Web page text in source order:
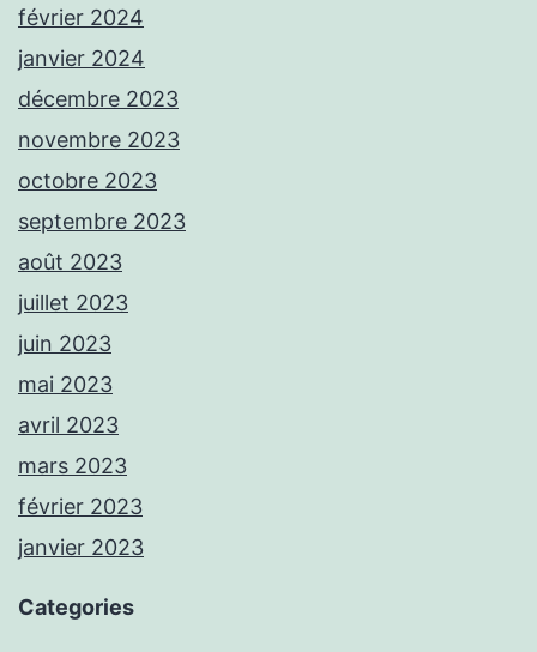
février 2024
janvier 2024
décembre 2023
novembre 2023
octobre 2023
septembre 2023
août 2023
juillet 2023
juin 2023
mai 2023
avril 2023
mars 2023
février 2023
janvier 2023
Categories